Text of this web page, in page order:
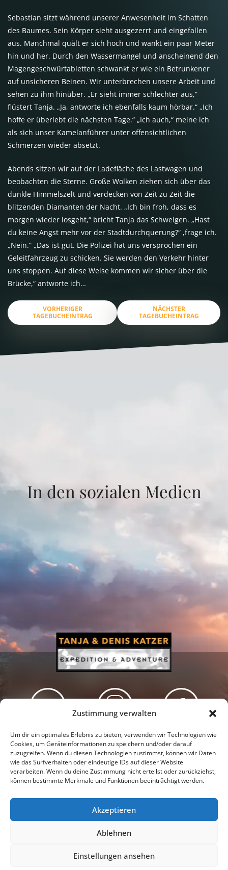
Zustimmung verwalten
Um dir ein optimales Erlebnis zu bieten, verwenden wir Technologien wie
Cookies, um Geräteinformationen zu speichern und/oder darauf
zuzugreifen. Wenn du diesen Technologien zustimmst, können wir Daten
wie das Surfverhalten oder eindeutige IDs auf dieser Website
verarbeiten. Wenn du deine Zustimmung nicht erteilst oder zurückziehst,
können bestimmte Merkmale und Funktionen beeinträchtigt werden.
Akzeptieren
Ablehnen
Einstellungen ansehen
Sebastian sitzt während unserer Anwesenheit im Schatten
des Baumes. Sein Körper sieht ausgezerrt und eingefallen
aus. Manchmal quält er sich hoch und wankt ein paar Meter
hin und her. Durch den Wassermangel und anscheinend den
Magengeschwürtabletten schwankt er wie ein Betrunkener
auf unsicheren Beinen. Wir unterbrechen unsere Arbeit und
sehen zu ihm hinüber. „Er sieht immer schlechter aus,“
flüstert Tanja. „Ja, antworte ich ebenfalls kaum hörbar.“ „Ich
hoffe er überlebt die nächsten Tage.“ „Ich auch,“ meine ich
als sich unser Kamelanführer unter offensichtlichen
Schmerzen wieder absetzt.
Abends sitzen wir auf der Ladefläche des Lastwagen und
beobachten die Sterne. Große Wolken ziehen sich über das
dunkle Himmelszelt und verdecken von Zeit zu Zeit die
blitzenden Diamanten der Nacht. „Ich bin froh, dass es
morgen wieder losgeht,“ bricht Tanja das Schweigen. „Hast
du keine Angst mehr vor der Stadtdurchquerung?“ ,frage ich.
„Nein.“ „Das ist gut. Die Polizei hat uns versprochen ein
Geleitfahrzeug zu schicken. Sie werden den Verkehr hinter
uns stoppen. Auf diese Weise kommen wir sicher über die
Brücke,“ antworte ich…
VORHERIGER
TAGEBUCHEINTRAG
NÄCHSTER
TAGEBUCHEINTRAG
In den sozialen Medien
Newsletter Podcast Facebook
Datenschutzerklärung